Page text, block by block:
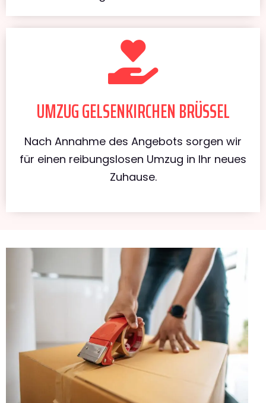
UMZUG GELSENKIRCHEN BRÜSSEL
Nach Annahme des Angebots sorgen wir
für einen reibungslosen Umzug in Ihr neues
Zuhause.